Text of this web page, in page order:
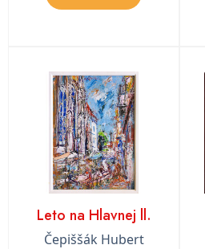
Leto na Hlavnej ll.
Čepiššák Hubert